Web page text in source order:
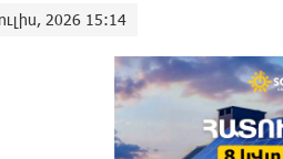
2026 15:14